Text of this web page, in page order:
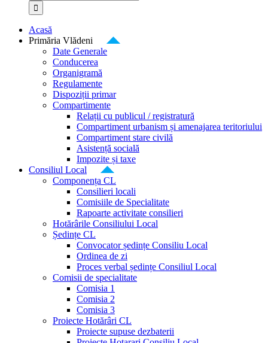
Acasă
Primăria Vlădeni
Date Generale
Conducerea
Organigramă
Regulamente
Dispoziții primar
Compartimente
Relații cu publicul / registratură
Compartiment urbanism și amenajarea teritoriului
Compartiment stare civilă
Asistență socială
Impozite și taxe
Consiliul Local
Componența CL
Consilieri locali
Comisiile de Specialitate
Rapoarte activitate consilieri
Hotărârile Consiliului Local
Ședințe CL
Convocator ședințe Consiliu Local
Ordinea de zi
Proces verbal ședințe Consiliul Local
Comisii de specialitate
Comisia 1
Comisia 2
Comisia 3
Proiecte Hotărâri CL
Proiecte supuse dezbaterii